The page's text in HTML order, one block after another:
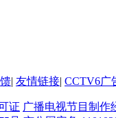
友情链接 CCTV6广
证 广播电视节目制作